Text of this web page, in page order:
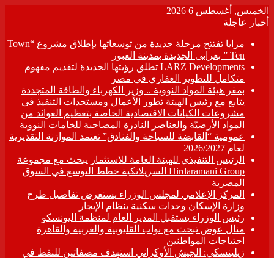
الخميس, أغسطس 6 2026
أخبار عاجلة
مزايا تفتتح مرحلة جديدة من توسعاتها بإطلاق مشروع “Town
Ten ” بعرابى الجديدة بمدينة العبور
LARZ Developments تطلق رؤيتها الجديدة لتقديم مفهوم
متكامل للتطوير العقاري في مصر
بمقر هيئة المواد النووية .. وزير الكهرباء والطاقة المتجددة
يتابع مع رئيس الهيئة تطور الأعمال ومستجدات التنفيذ فى
مشروعات الكيانات الاقتصادية الخاصة بتعظيم العوائد من
المواد الأرضيّة والعناصر النادرة المصاحبة للخامات النووية
عمومية “القابضة للسياحة والفنادق” تعتمد الموازنة التقديرية
لعام 2026/2027
الرئيس التنفيذي للهيئة العامة للاستثمار يبحث مع مجموعة
Hirdaramani Group السريلانكية خطط التوسع في السوق
المصرية
المركز الإعلامي لمجلس الوزراء يستعرض تفاصيل طرح
وزارة الإسكان وحدات سكنية بنظام الإيجار
رئيس الوزراء يستقبل المدير العام لمنظمة اليونسكو
منال عوض تبحث مع نواب القليوبية والغربية والقاهرة
احتياجات المواطنين
زيلينسكي: الجيش الأوكراني استهدف مصفاتين للنفط في